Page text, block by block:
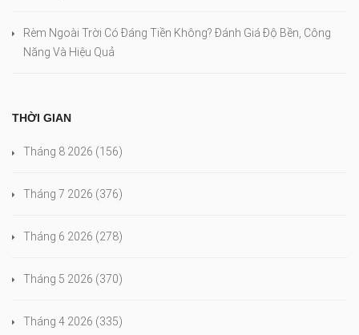
Rèm Ngoài Trời Có Đáng Tiền Không? Đánh Giá Độ Bền, Công
Năng Và Hiệu Quả
THỜI GIAN
Tháng 8 2026 (156)
Tháng 7 2026 (376)
Tháng 6 2026 (278)
Tháng 5 2026 (370)
Tháng 4 2026 (335)